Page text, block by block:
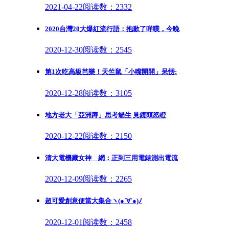
2021-04-22阅读数：2332
2020台灣20大爆紅流行語：抱歉了咩噗，今晚
2020-12-30阅读数：2545
第1次吃高級芭樂！天竺鼠「小嘴開開」呆愣:
2020-12-28阅读数：3105
地方老大「亞洲蹲」思考貓生 見鏡頭怒瞪
2020-12-22阅读数：2150
清大電機藏女神 網：正到三用電錶測出電流
2020-12-09阅读数：2265
超可愛創意便當大集合ヽ(●´∀`●)ﾉ
2020-12-01 阅读数：2458